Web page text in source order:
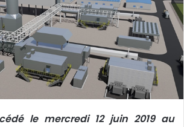
le mercredi 12 juin 2019 au